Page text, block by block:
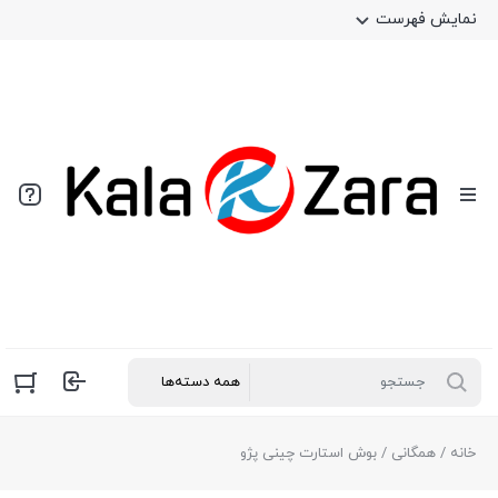
نمایش فهرست
خانه / همگانی / بوش استارت چینی پژو